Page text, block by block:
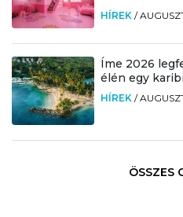
HÍREK /
Íme 2026
élén egy
HÍREK /
ÖSSZES